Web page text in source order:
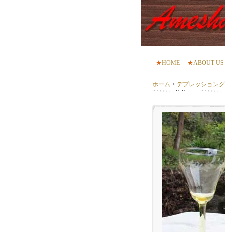
★HOME ★ABOUT US
ホーム > デプレッション